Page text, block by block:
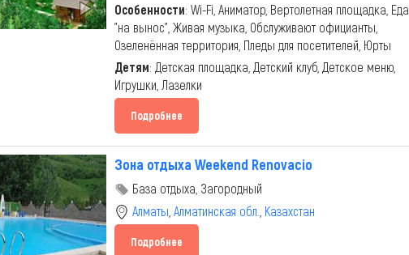
Особенности: Wi-Fi, Аниматор, Вертолетная площадка, Еда
"на вынос", Живая музыка, Обслуживают официанты,
Озеленённая территория, Пледы для посетителей, Юрты
Детям: Детская площадка, Детский клуб, Детское меню,
Игрушки, Лазелки
Подробнее
Зона отдыха Weekend Renovacio
База отдыха, Загородный
Алматы Алматинская обл. Казахстан
Подробнее